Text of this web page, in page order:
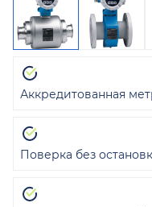
Аккредитованная
Поверка без